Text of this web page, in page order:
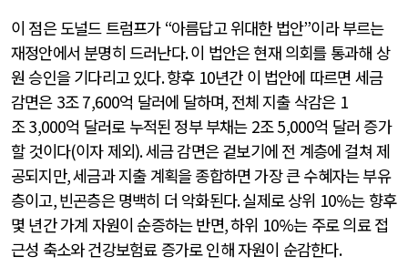
이 점은 도널드 트럼프가 “아름답고 위대한 법안”이라 부르는
재정안에서 분명히 드러난다.이 법안은 현재 의회를 통과해 상
원 승인을 기다리고 있다.향후 10년간 이 법안에 따르면 세금
감면은 3조7,600억 달러에 달하며, 전체 지출 삭감은 1
조3,000억 달러로 누적된 정부 부채는 2조5,000억 달러 증가
할 것이다(이자 제외).세금 감면은 겉보기에 전 계층에 걸쳐 제
공되지만,세금과 지출 계획을 종합하면 가장 큰 수혜자는 부유
층이고,빈곤층은 명백히 더 악화된다.실제로 상위 10%는 향후
몇 년간 가계 자원이 순증하는 반면,하위 10%는 주로 의료 접
근성 축소와 건강보험료 증가로 인해 자원이 순감한다.